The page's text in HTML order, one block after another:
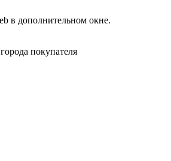
в дополнительном окне.
покупателя